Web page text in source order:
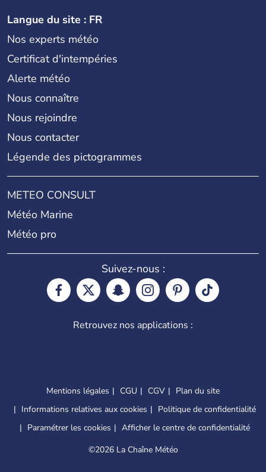
Langue du site : FR
Nos experts météo
Certificat d'intempéries
Alerte météo
Nous connaître
Nous rejoindre
Nous contacter
Légende des pictogrammes
METEO CONSULT
Météo Marine
Météo pro
Suivez-nous :
Retrouvez nos applications :
Mentions légales CGU CGV
Plan du site
Informations relatives aux cookies
Politique de confidentialité
Paramétrer les cookies
Afficher le centre de confidentialité
©2026 La Chaîne Météo